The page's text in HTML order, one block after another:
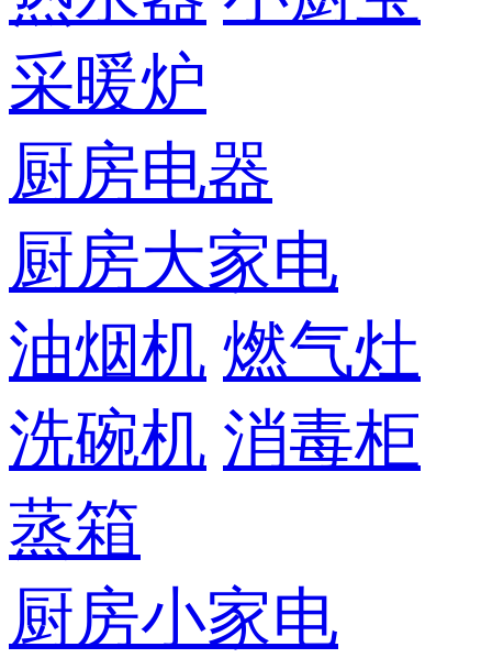
采暖炉
厨房电器
厨房大家电
油烟机 燃气灶
洗碗机 消毒柜
蒸箱
厨房小家电